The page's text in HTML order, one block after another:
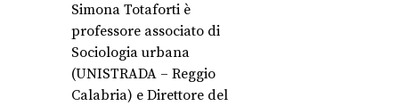
Simona Totaforti è
professore associato di
Sociologia urbana
(UNISTRADA – Reggio
Calabria) e Direttore del